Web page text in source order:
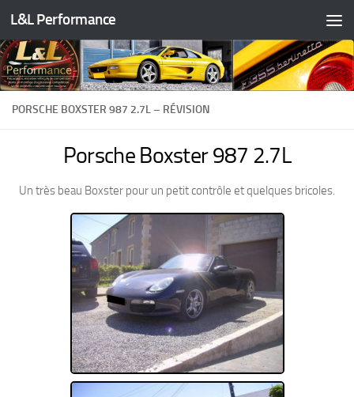
Skip to content
L&L Performance
PORSCHE BOXSTER 987 2.7L – RÉVISION
Porsche Boxster 987 2.7L
Un très beau Boxster pour un petit contrôle et quelques bricoles.